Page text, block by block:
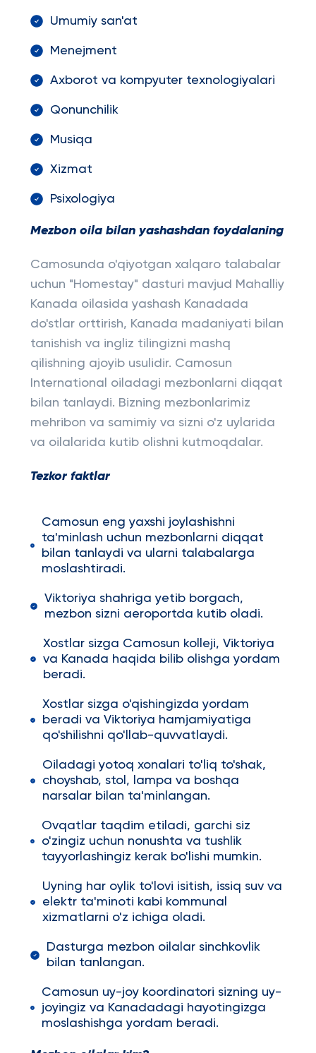
Umumiy san'at
Menejment
Axborot va kompyuter texnologiyalari
Qonunchilik
Musiqa
Xizmat
Psixologiya
Mezbon oila bilan yashashdan foydalaning
Camosunda o'qiyotgan xalqaro talabalar
uchun "Homestay" dasturi mavjud Mahalliy
Kanada oilasida yashash Kanadada
do'stlar orttirish, Kanada madaniyati bilan
tanishish va ingliz tilingizni mashq
qilishning ajoyib usulidir. Camosun
International oiladagi mezbonlarni diqqat
bilan tanlaydi. Bizning mezbonlarimiz
mehribon va samimiy va sizni o'z uylarida
va oilalarida kutib olishni kutmoqdalar.
Tezkor faktlar
Camosun eng yaxshi joylashishni
ta'minlash uchun mezbonlarni diqqat
bilan tanlaydi va ularni talabalarga
moslashtiradi.
Viktoriya shahriga yetib borgach,
mezbon sizni aeroportda kutib oladi.
Xostlar sizga Camosun kolleji, Viktoriya
va Kanada haqida bilib olishga yordam
beradi.
Xostlar sizga o'qishingizda yordam
beradi va Viktoriya hamjamiyatiga
qo'shilishni qo'llab-quvvatlaydi.
Oiladagi yotoq xonalari to'liq to'shak,
choyshab, stol, lampa va boshqa
narsalar bilan ta'minlangan.
Ovqatlar taqdim etiladi, garchi siz
o'zingiz uchun nonushta va tushlik
tayyorlashingiz kerak bo'lishi mumkin.
Uyning har oylik to'lovi isitish, issiq suv va
elektr ta'minoti kabi kommunal
xizmatlarni o'z ichiga oladi.
Dasturga mezbon oilalar sinchkovlik
bilan tanlangan.
Camosun uy-joy koordinatori sizning uy-
joyingiz va Kanadadagi hayotingizga
moslashishga yordam beradi.